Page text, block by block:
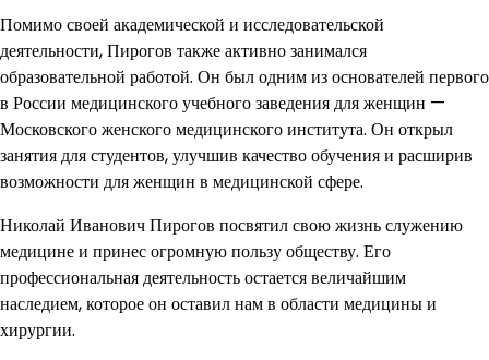
Помимо своей академической и исследовательской
деятельности, Пирогов также активно занимался
образовательной работой. Он был одним из основателей первого
в России медицинского учебного заведения для женщин —
Московского женского медицинского института. Он открыл
занятия для студентов, улучшив качество обучения и расширив
возможности для женщин в медицинской сфере.
Николай Иванович Пирогов посвятил свою жизнь служению
медицине и принес огромную пользу обществу. Его
профессиональная деятельность остается величайшим
наследием, которое он оставил нам в области медицины и
хирургии.